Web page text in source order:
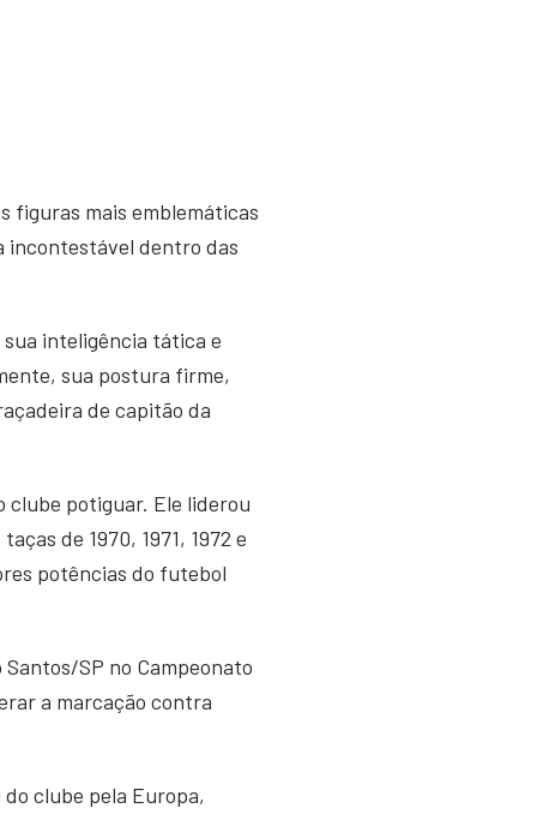
figuras mais emblemáticas
incontestável dentro das
sua inteligência tática e
sua postura firme,
de capitão da
clube potiguar. Ele liderou
de 1970, 1971, 1972 e
potências do futebol
SP no Campeonato
a marcação contra
clube pela Europa,